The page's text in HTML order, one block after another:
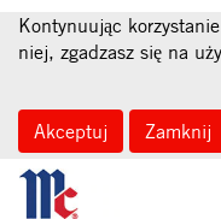
Kontynuując
niej, zgadzasz się na
Akceptuj Zamknij